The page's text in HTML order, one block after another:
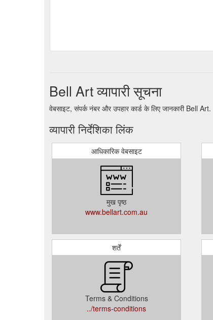
Bell Art व्यापारी सूचना
वेबसाइट, संपर्क नंबर और उपहार कार्ड के लिए जानकारी Bell Art.
व्यापारी निर्देशिका लिंक
आधिकारिक वेबसाइट
मुख पृष्ठ
www.bellart.com.au
शर्तें
Terms & Conditions
../terms-conditions